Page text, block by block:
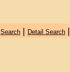
Search| Detail Search|